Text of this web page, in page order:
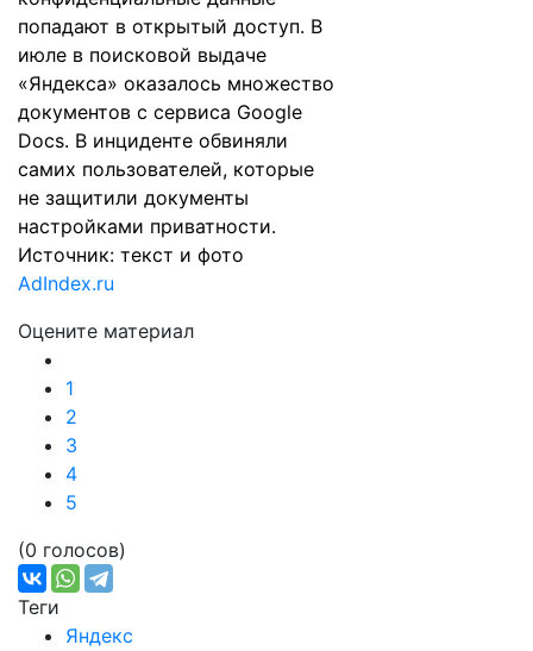
попадают в открытый доступ. В
июле в поисковой выдаче
«Яндекса» оказалось множество
документов с сервиса Google
Docs. В инциденте обвиняли
самих пользователей, которые
не защитили документы
настройками приватности.
Источник: текст и фото
AdIndex.ru
Оцените материал
1
2
3
4
5
(0 голосов)
Теги
Яндекс